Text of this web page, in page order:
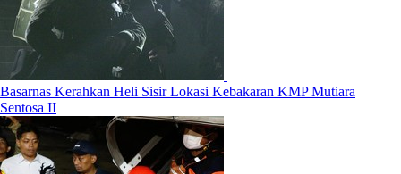
Basarnas Kerahkan Heli Sisir Lokasi Kebakaran KMP Mutiara
Sentosa II